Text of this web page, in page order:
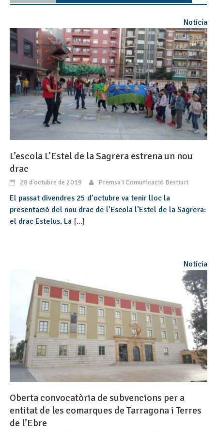
Notícia
L’escola L’Estel de la Sagrera estrena un nou
drac
28 d'octubre de 2019 Premsa i Comunicació Bestiari
El passat divendres 25 d’octubre va tenir lloc la
presentació del nou drac de l’Escola l’Estel de la Sagrera:
el drac Estelus. La [...]
Notícia
Oberta convocatòria de subvencions per a
entitat de les comarques de Tarragona i Terres
de l’Ebre